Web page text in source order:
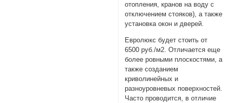
отопления, кранов на воду с
отключением стояков), а также
установка окон и дверей.
Евролюкс будет стоить от
6500 руб./м2. Отличается еще
более ровными плоскостями, а
также созданием
криволинейных и
разноуровневых поверхностей.
Часто проводится, в отличие